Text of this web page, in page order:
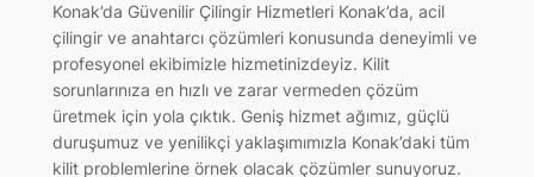
Konak’da Güvenilir Çilingir Hizmetleri Konak’da, acil
çilingir ve anahtarcı çözümleri konusunda deneyimli ve
profesyonel ekibimizle hizmetinizdeyiz. Kilit
sorunlarınıza en hızlı ve zarar vermeden çözüm
üretmek için yola çıktık. Geniş hizmet ağımız, güçlü
duruşumuz ve yenilikçi yaklaşımımızla Konak’daki tüm
kilit problemlerine örnek olacak çözümler sunuyoruz.